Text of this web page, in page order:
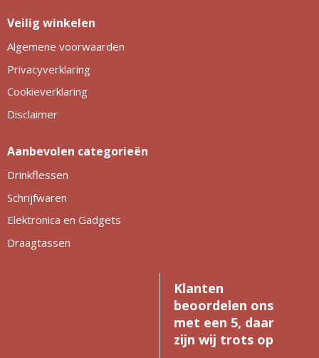
Veilig winkelen
Algemene voorwaarden
Privacyverklaring
Cookieverklaring
Disclaimer
Aanbevolen categorieën
Drinkflessen
Schrijfwaren
Elektronica en Gadgets
Draagtassen
Klanten
beoordelen ons
met een 5, daar
zijn wij trots op